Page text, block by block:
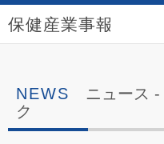
ニュース -
ク